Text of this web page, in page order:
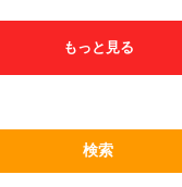
もっと見る
検索